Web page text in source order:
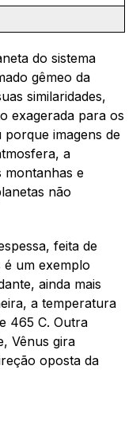
do sistema
gêmeo da
similaridades,
exagerada para os
porque imagens de
a
montanhas e
não
feita de
um exemplo
ainda mais
a temperatura
465 C. Outra
Vênus gira
oposta da